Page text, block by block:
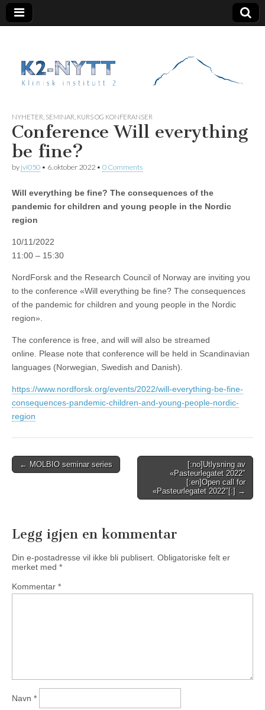
K2 Nytt
NYHETER SEMINAR, KURS OG KONFERANSER
Conference Will everything
be fine?
by jvi050 • 6. oktober 2022 • 0 Comments
Will everything be fine? The consequences of the
pandemic for children and young people in the Nordic
region
10/11/2022
11:00 – 15:30
NordForsk and the Research Council of Norway are inviting you
to the conference «Will everything be fine? The consequences
of the pandemic for children and young people in the Nordic
region».
The conference is free, and will will also be streamed
online. Please note that conference will be held in Scandinavian
languages (Norwegian, Swedish and Danish).
https://www.nordforsk.org/events/2022/will-everything-be-fine-
consequences-pandemic-children-and-young-people-nordic-
region
Post
← MOLBIO seminar series
[:no]Utlysning av
«Pasteurlegatet 2022″
[:en]Open call for
«Pasteurlegatet 2022″[:] →
Legg igjen en kommentar
Din e-postadresse vil ikke bli publisert. Obligatoriske felt er
merket med *
Kommentar *
Navn *